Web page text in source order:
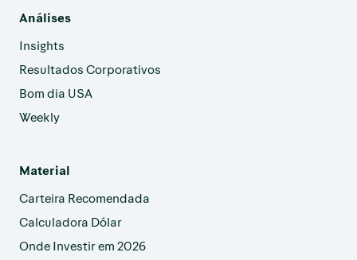
Análises
Insights
Resultados Corporativos
Bom dia USA
Weekly
Material
Carteira Recomendada
Calculadora Dólar
Onde Investir em 2026